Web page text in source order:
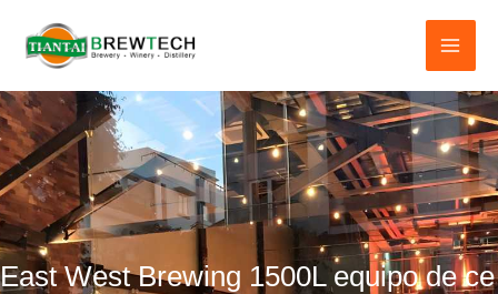
East West Brewing 1500L equipo de ce